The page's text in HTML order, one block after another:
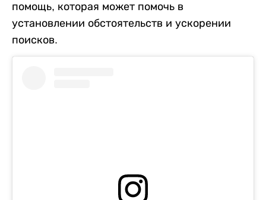
помощь, которая может помочь в
установлении обстоятельств и ускорении
поисков.